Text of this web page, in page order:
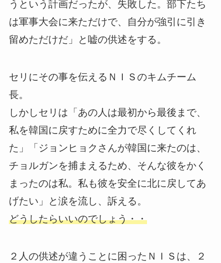
うという計画だったが、失敗した。部下たち
は軍事大会に来ただけで、自分が強引に引き
留めただけだ」と嘘の供述をする。
セリにその事を伝えるＮＩＳのキムチーム
長。
しかしセリは「あの人は最初から最後まで、
私を韓国に戻すために全力で尽くしてくれ
た」「ジョンヒョクさんが韓国に来たのは、
チョルガンを捕まえるため、そんな彼をかく
まったのは私。私も彼を安全に北に戻してあ
げたい」と涙を流し、訴える。
どうしたらいいのでしょう・・
２人の供述が違うことに困ったＮＩＳは、２